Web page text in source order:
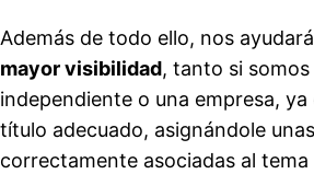
Además de todo ello, nos
mayor visibilidad, tanto si
independiente o una empresa, ya
título adecuado, asignándole
correctamente asociadas al